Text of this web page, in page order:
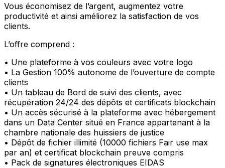
Vous économisez de l’argent, augmentez votre
productivité et ainsi améliorez la satisfaction de vos
clients.
L’offre comprend :
• Une plateforme à vos couleurs avec votre logo
• La Gestion 100% autonome de l’ouverture de compte
clients
• Un tableau de Bord de suivi des clients, avec
récupération 24/24 des dépôts et certificats blockchain
• Un accès sécurisé à la plateforme avec hébergement
dans un Data Center situé en France appartenant à la
chambre nationale des huissiers de justice
• Dépôt de fichier illimité (10000 fichiers Fair use max
par an) et certificat blockchain preuve compris
• Pack de signatures électroniques EIDAS